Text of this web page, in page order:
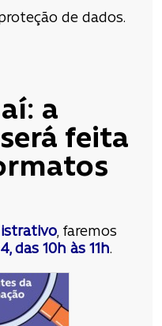
de dados.
a
feita
, faremos
das 10h às 11h.